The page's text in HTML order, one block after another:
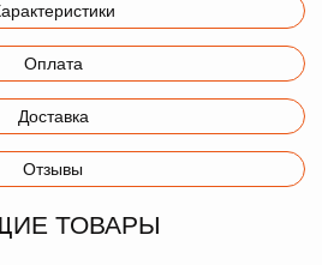
Оплата
Доставка
Отзывы
ТОВАРЫ